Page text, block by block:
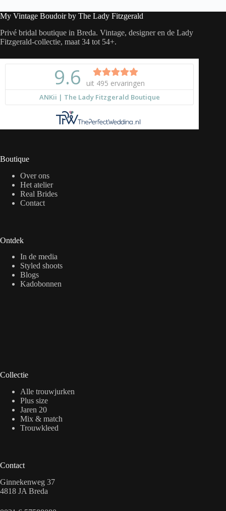
My Vintage Boudoir by The Lady Fitzgerald
Privé bridal boutique in Breda. Vintage, designer en de Lady
Fitzgerald-collectie, maat 34 tot 54+.
Boutique
Over ons
Het atelier
Real Brides
Contact
Ontdek
In de media
Styled shoots
Blogs
Kadobonnen
Collectie
Alle trouwjurken
Plus size
Jaren 20
Mix & match
Trouwkleed
Contact
Ginnekenweg 37
4818 JA Breda